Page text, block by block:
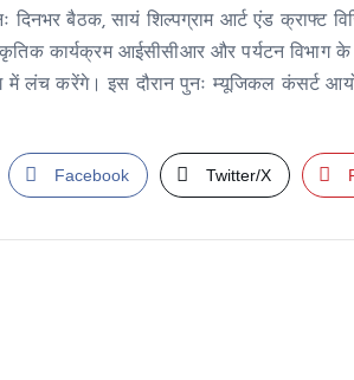
दिनभर बैठक, सायं शिल्पग्राम आर्ट एंड क्राफ्ट
कार्यक्रम आईसीसीआर और पर्यटन विभाग
लंच करेंगे। इस दौरान पुनः म्यूजिकल कंसर्ट
Facebook Twitter/X